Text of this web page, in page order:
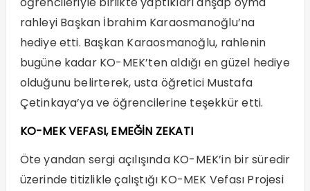
rahleyi Başkan İbrahim Karaosmanoğlu’na
hediye etti. Başkan Karaosmanoğlu, rahlenin
bugüne kadar KO-MEK’ten aldığı en güzel hediye
olduğunu belirterek, usta öğretici Mustafa
Çetinkaya’ya ve öğrencilerine teşekkür etti.
KO-MEK VEFASI, EMEĞİN ZEKATI
Öte yandan sergi açılışında KO-MEK’in bir süredir
üzerinde titizlikle çalıştığı KO-MEK Vefası Projesi